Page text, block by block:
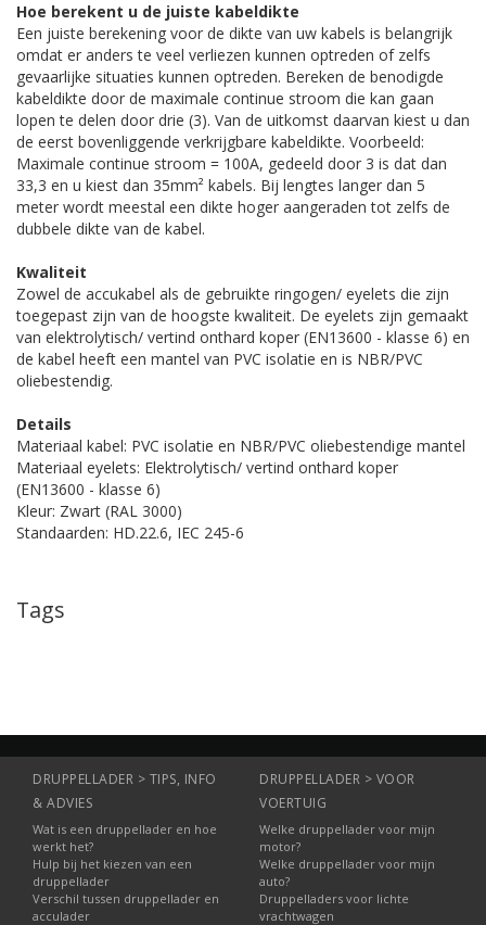
Hoe berekent u de juiste kabeldikte
Een juiste berekening voor de dikte van uw kabels is belangrijk
omdat er anders te veel verliezen kunnen optreden of zelfs
gevaarlijke situaties kunnen optreden. Bereken de benodigde
kabeldikte door de maximale continue stroom die kan gaan
lopen te delen door drie (3). Van de uitkomst daarvan kiest u dan
de eerst bovenliggende verkrijgbare kabeldikte. Voorbeeld:
Maximale continue stroom = 100A, gedeeld door 3 is dat dan
33,3 en u kiest dan 35mm² kabels. Bij lengtes langer dan 5
meter wordt meestal een dikte hoger aangeraden tot zelfs de
dubbele dikte van de kabel.
Kwaliteit
Zowel de accukabel als de gebruikte ringogen/ eyelets die zijn
toegepast zijn van de hoogste kwaliteit. De eyelets zijn gemaakt
van elektrolytisch/ vertind onthard koper (EN13600 - klasse 6) en
de kabel heeft een mantel van PVC isolatie en is NBR/PVC
oliebestendig.
Details
Materiaal kabel: PVC isolatie en NBR/PVC oliebestendige mantel
Materiaal eyelets: Elektrolytisch/ vertind onthard koper
(EN13600 - klasse 6)
Kleur: Zwart (RAL 3000)
Standaarden: HD.22.6, IEC 245-6
Tags
DRUPPELLADER > TIPS, INFO
& ADVIES
Wat is een druppellader en hoe
werkt het?
Hulp bij het kiezen van een
druppellader
Verschil tussen druppellader en
acculader
DRUPPELLADER > VOOR
VOERTUIG
Welke druppellader voor mijn
motor?
Welke druppellader voor mijn
auto?
Druppelladers voor lichte
vrachtwagen